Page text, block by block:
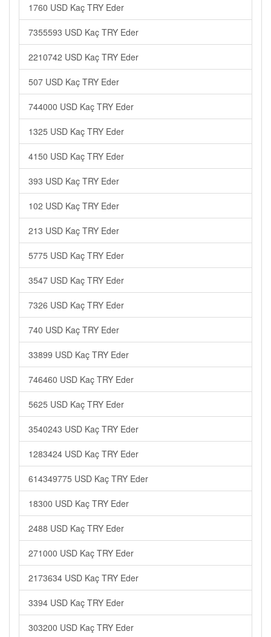
1760 USD Kaç TRY Eder
7355593 USD Kaç TRY Eder
2210742 USD Kaç TRY Eder
507 USD Kaç TRY Eder
744000 USD Kaç TRY Eder
1325 USD Kaç TRY Eder
4150 USD Kaç TRY Eder
393 USD Kaç TRY Eder
102 USD Kaç TRY Eder
213 USD Kaç TRY Eder
5775 USD Kaç TRY Eder
3547 USD Kaç TRY Eder
7326 USD Kaç TRY Eder
740 USD Kaç TRY Eder
33899 USD Kaç TRY Eder
746460 USD Kaç TRY Eder
5625 USD Kaç TRY Eder
3540243 USD Kaç TRY Eder
1283424 USD Kaç TRY Eder
614349775 USD Kaç TRY Eder
18300 USD Kaç TRY Eder
2488 USD Kaç TRY Eder
271000 USD Kaç TRY Eder
2173634 USD Kaç TRY Eder
3394 USD Kaç TRY Eder
303200 USD Kaç TRY Eder